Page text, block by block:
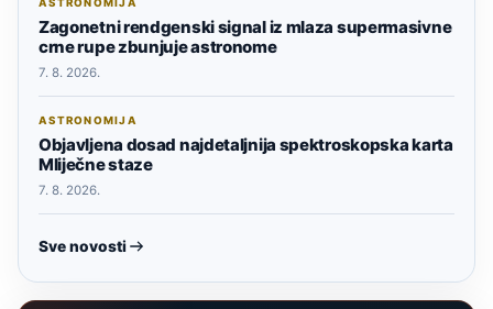
ASTRONOMIJA
Zagonetni rendgenski signal iz mlaza supermasivne
crne rupe zbunjuje astronome
7. 8. 2026.
ASTRONOMIJA
Objavljena dosad najdetaljnija spektroskopska karta
Mliječne staze
7. 8. 2026.
Sve novosti